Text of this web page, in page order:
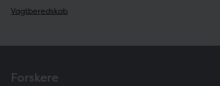
Vagtberedskab
Forskere